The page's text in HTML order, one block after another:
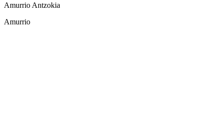
Amurrio Antzokia
Amurrio